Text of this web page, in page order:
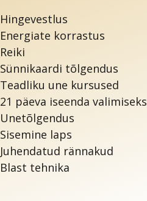
Hingevestlus
Energiate korrastus
Reiki
Sünnikaardi tõlgendus
Teadliku une kursused
21 päeva iseenda valimiseks
Unetõlgendus
Sisemine laps
Juhendatud rännakud
Blast tehnika